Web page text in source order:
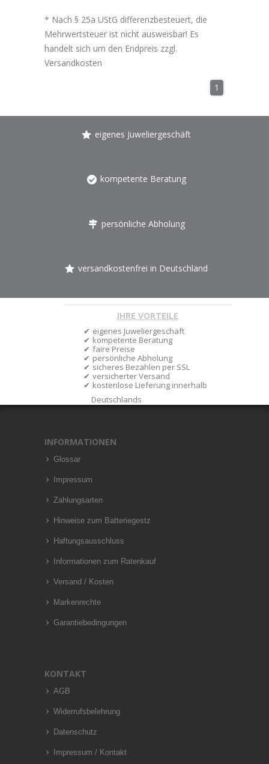
* Nach § 25a UStG differenzbesteuert, die
Mehrwertsteuer ist nicht ausweisbar! Es
handelt sich um den Endpreis zzgl.
Versandkosten
1
eigenes Juweliergeschäft
kompetente Beratung
persönliche Abholung
versandkostenfrei in Deutschland
IHRE VORTEILE
eigenes Juweliergeschäft
kompetente Beratung
faire Preise
persönliche Abholung
sicheres Bezahlen per SSL
versicherter Versand
kostenlose Lieferung innerhalb
Deutschlands
INFORMATIONEN
Glossar
Impressum
Zahlungsarten
Hinweise zum Batteriegestz
Haftungsausschluss
Informationen zum Ratenkauf
Versand / Kosten
Markenrechte
Garantiebedingungen
KONTAKT
AGB
Widerrufsbelehrung
Datenschutz
Impressum / Kontakt